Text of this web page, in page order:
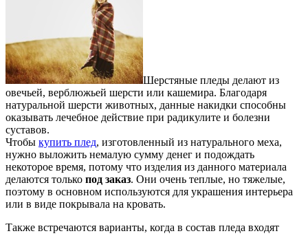
Шерстяные пледы делают из
овечьей, верблюжьей шерсти или кашемира. Благодаря
натуральной шерсти животных, данные накидки способны
оказывать лечебное действие при радикулите и болезни
суставов.
Чтобы купить плед, изготовленный из натурального меха,
нужно выложить немалую сумму денег и подождать
некоторое время, потому что изделия из данного материала
делаются только под заказ. Они очень теплые, но тяжелые,
поэтому в основном используются для украшения интерьера
или в виде покрывала на кровать.
Также встречаются варианты, когда в состав пледа входят